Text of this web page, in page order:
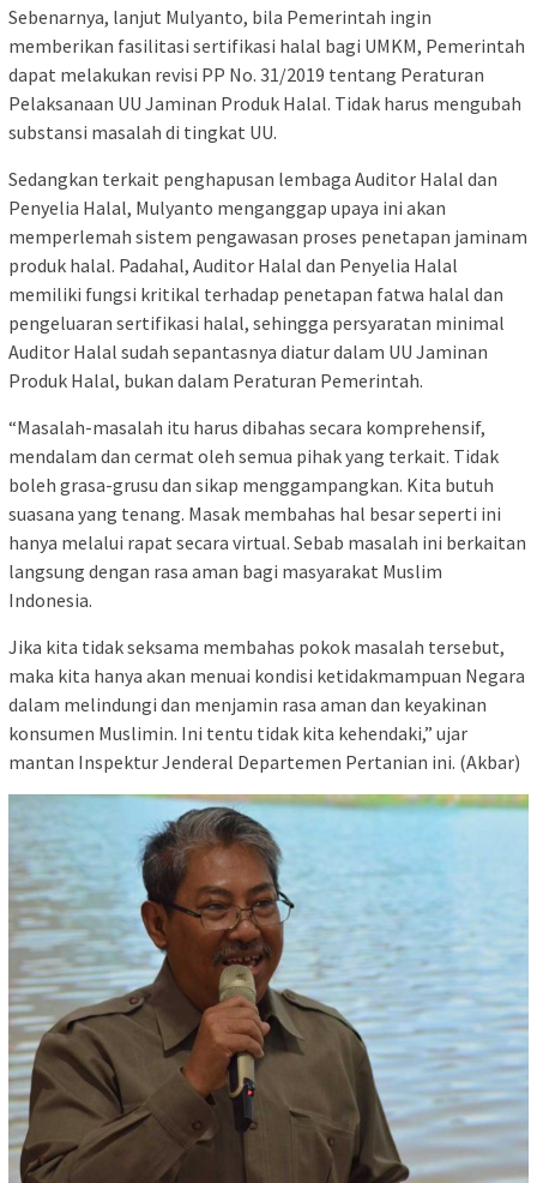
Sebenarnya, lanjut Mulyanto, bila Pemerintah ingin
memberikan fasilitasi sertifikasi halal bagi UMKM, Pemerintah
dapat melakukan revisi PP No. 31/2019 tentang Peraturan
Pelaksanaan UU Jaminan Produk Halal. Tidak harus mengubah
substansi masalah di tingkat UU.
Sedangkan terkait penghapusan lembaga Auditor Halal dan
Penyelia Halal, Mulyanto menganggap upaya ini akan
memperlemah sistem pengawasan proses penetapan jaminam
produk halal. Padahal, Auditor Halal dan Penyelia Halal
memiliki fungsi kritikal terhadap penetapan fatwa halal dan
pengeluaran sertifikasi halal, sehingga persyaratan minimal
Auditor Halal sudah sepantasnya diatur dalam UU Jaminan
Produk Halal, bukan dalam Peraturan Pemerintah.
“Masalah-masalah itu harus dibahas secara komprehensif,
mendalam dan cermat oleh semua pihak yang terkait. Tidak
boleh grasa-grusu dan sikap menggampangkan. Kita butuh
suasana yang tenang. Masak membahas hal besar seperti ini
hanya melalui rapat secara virtual. Sebab masalah ini berkaitan
langsung dengan rasa aman bagi masyarakat Muslim
Indonesia.
Jika kita tidak seksama membahas pokok masalah tersebut,
maka kita hanya akan menuai kondisi ketidakmampuan Negara
dalam melindungi dan menjamin rasa aman dan keyakinan
konsumen Muslimin. Ini tentu tidak kita kehendaki,” ujar
mantan Inspektur Jenderal Departemen Pertanian ini. (Akbar)